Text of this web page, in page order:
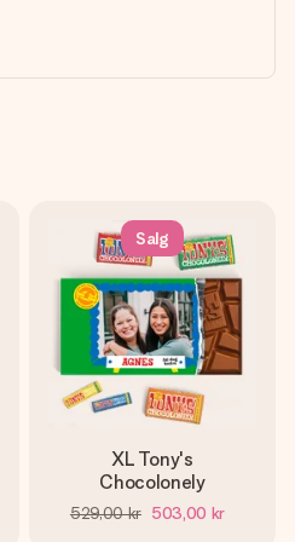
Salg
XL Tony's
Chocolonely
529,00 kr 503,00 kr